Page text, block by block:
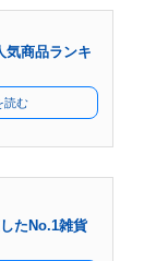
気商品ランキ
読む
たNo.1雑貨